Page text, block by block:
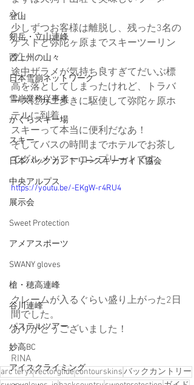
登山
剱岳・立山連峰
西上州の山々
日本雪崩ネットワーク
雪崩業務従事者
かぐらスキー場
スキー
日本バックカントリースキーガイド協会
中央アルプス
展示会
Sweet Protection
アメアスポーツ
SWANY gloves
槍・穂高連峰
谷川連峰
パステルツアー
妙高BC
アイスクライミング
ン。
少しずつお客様は離脱し、残った3名の
ゲストと弥陀ヶ原までスキーツーリン
グ。
途中ザラメが気持ち良すぎてだいぶ標
高を落としてしまったけれど、トラバ
ースにカニ歩きに駆使して弥陀ヶ原ホ
テルに到着。
スキーって本当に便利だなあ！
そしてバスの時間までホテルでお茶し
てグルメツアーコンプリートです。
https://youtu.be/-EKgW-r4RU4
クレームが入るぐらい盛り上がった2日
間でした。
ありがとうございました！
RINA
arc'teryxvectorglidecontourskinsバックカントリー